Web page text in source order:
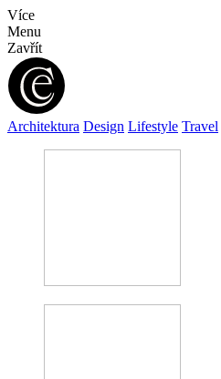
Více
Menu
Zavřít
Architektura Design Lifestyle Travel